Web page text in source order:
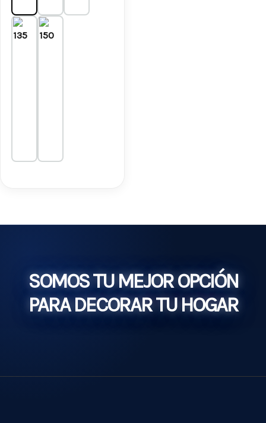
SOMOS TU MEJOR OPCIÓN
PARA DECORAR TU HOGAR